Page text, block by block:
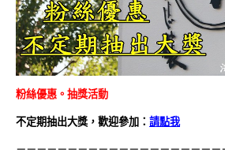
粉絲優惠。抽獎活動
不定期抽出大獎，歡迎參加： 請點我
－－－－－－－－－－－－－－－－－－－－